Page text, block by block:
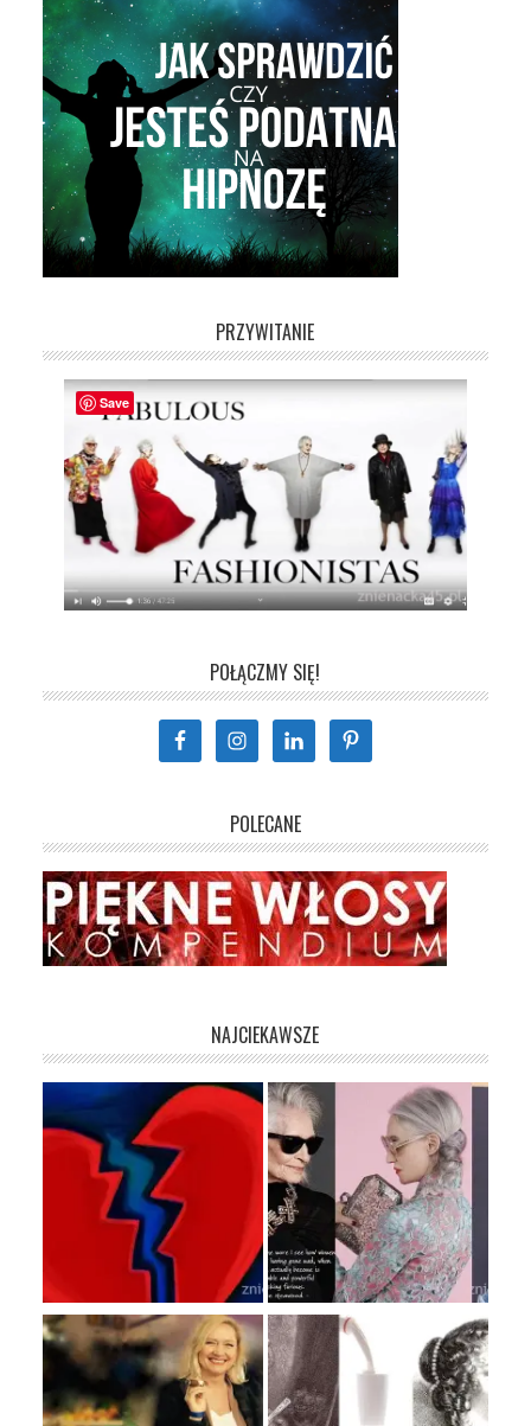
PRZYWITANIE
POŁĄCZMY SIĘ!
POLECANE
NAJCIEKAWSZE
Save